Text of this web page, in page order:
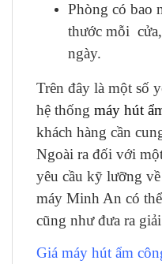
Phòng có bao
thước mỗi
ngày.
Trên đây là một số
hệ thống máy hút
khách hàng cần
Ngoài ra đối với
yêu cầu kỹ lưỡng
máy Minh An có
cũng như đưa ra
Giá máy hút ẩm